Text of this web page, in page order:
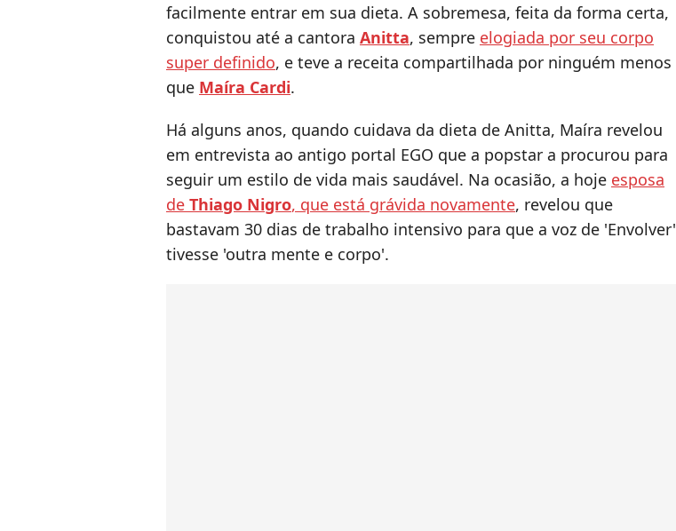
facilmente entrar em sua dieta. A sobremesa, feita da forma certa,
conquistou até a cantora Anitta, sempre elogiada por seu corpo
super definido, e teve a receita compartilhada por ninguém menos
que Maíra Cardi.
Há alguns anos, quando cuidava da dieta de Anitta, Maíra revelou
em entrevista ao antigo portal EGO que a popstar a procurou para
seguir um estilo de vida mais saudável. Na ocasião, a hoje esposa
de Thiago Nigro, que está grávida novamente, revelou que
bastavam 30 dias de trabalho intensivo para que a voz de 'Envolver'
tivesse 'outra mente e corpo'.